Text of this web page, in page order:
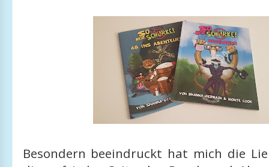
Besondern beeindruckt hat mich die